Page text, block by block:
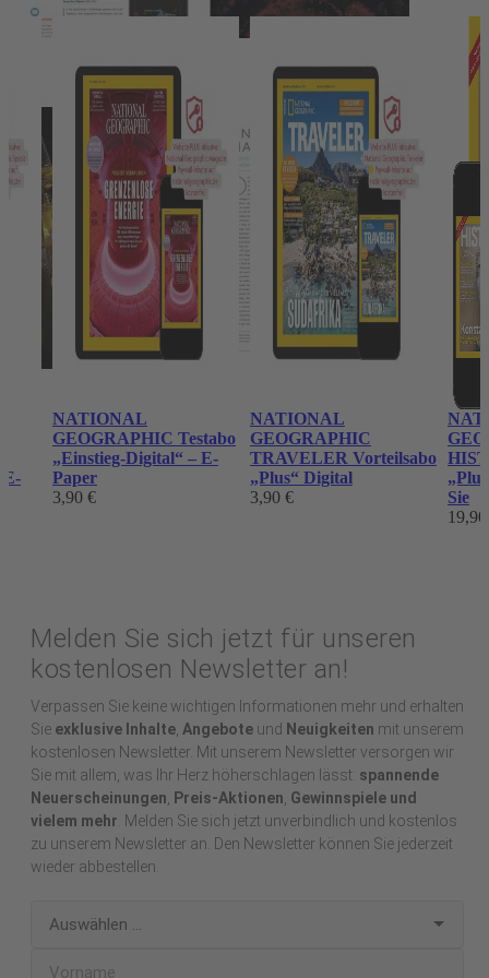
E-
NATIONAL
GEOGRAPHIC Testabo
„Einstieg-Digital“ – E-
Paper
3,90 €
NATIONAL
GEOGRAPHIC
TRAVELER Vorteilsabo
„Plus“ Digital
3,90 €
Sie
Melden Sie sich jetzt für unseren
kostenlosen Newsletter an!
Verpassen Sie keine wichtigen Informationen mehr und erhalten
Sie exklusive Inhalte Angebote und Neuigkeiten mit unserem
kostenlosen Newsletter. Mit unserem Newsletter versorgen wir
Sie mit allem, was Ihr Herz höherschlagen lässt: spannende
Neuerscheinungen
Preis-Aktionen Gewinnspiele und
vielem mehr . Melden Sie sich jetzt unverbindlich und kostenlos
zu unserem Newsletter an. Den Newsletter können Sie jederzeit
wieder abbestellen.